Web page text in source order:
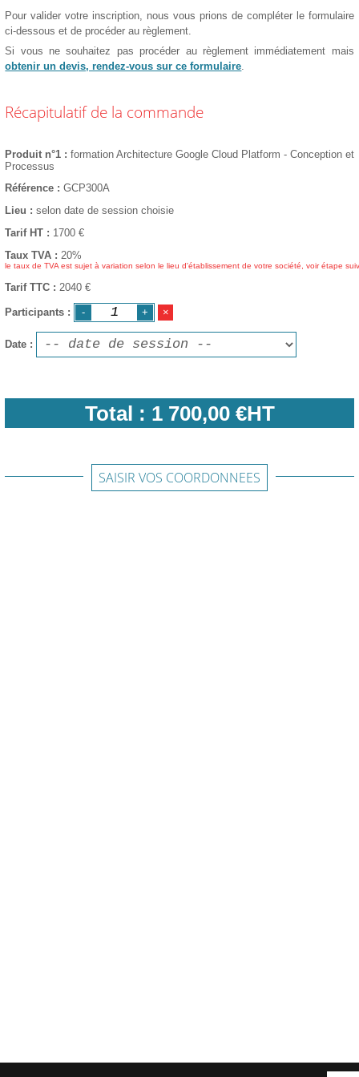
Pour valider votre inscription, nous vous prions de compléter le formulaire
ci-dessous et de procéder au règlement.
Si vous ne souhaitez pas procéder au règlement immédiatement mais
obtenir un devis, rendez-vous sur ce formulaire
Récapitulatif de la commande
Produit n°1
formation Architecture Google Cloud Platform - Conception et
Processus
Référence
GCP300A
Lieu
selon date de session choisie
Tarif HT
1700 €
Taux TVA
20%
le taux de TVA est sujet à variation selon le lieu d'établissement de votre société, voir étape
Tarif TTC 2040 €
Participants
Date
Total : 1 700,00 €HT
SAISIR VOS COORDONNEES